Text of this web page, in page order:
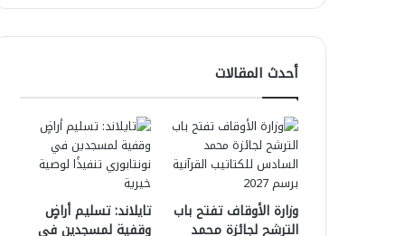
أحدث المقالات
وزارة الأوقاف تفتح باب
الترشح لجائزة محمد
تايلاند: تسليم أراضٍ
وقفية لمسجدين في